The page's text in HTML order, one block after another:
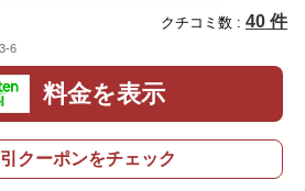
クチコミ数 : 40 件
6
料金を表示
クーポンをチェック